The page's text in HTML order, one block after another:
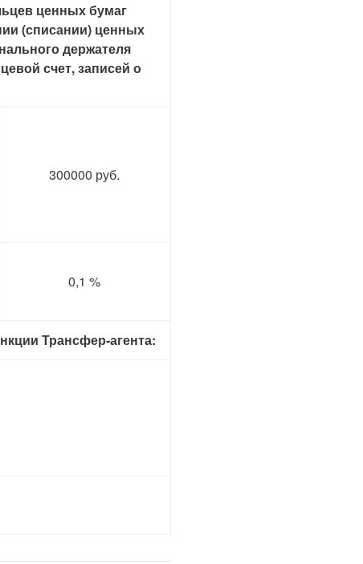
ценных бумаг
(списании) ценных
держателя
счет, записей о
300000 руб.
0,1 %
Трансфер-агента: